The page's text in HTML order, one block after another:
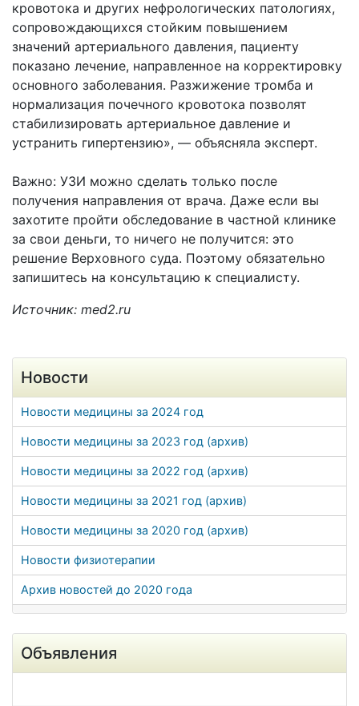
кровотока и других нефрологических патологиях,
сопровождающихся стойким повышением
значений артериального давления, пациенту
показано лечение, направленное на корректировку
основного заболевания. Разжижение тромба и
нормализация почечного кровотока позволят
стабилизировать артериальное давление и
устранить гипертензию», — объясняла эксперт.
Важно: УЗИ можно сделать только после
получения направления от врача. Даже если вы
захотите пройти обследование в частной клинике
за свои деньги, то ничего не получится: это
решение Верховного суда. Поэтому обязательно
запишитесь на консультацию к специалисту.
Источник: med2.ru
Новости
Новости медицины за 2024 год
Новости медицины за 2023 год (архив)
Новости медицины за 2022 год (архив)
Новости медицины за 2021 год (архив)
Новости медицины за 2020 год (архив)
Новости физиотерапии
Архив новостей до 2020 года
Объявления